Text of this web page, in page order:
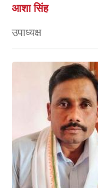
आशा सिंह
उपाध्यक्ष